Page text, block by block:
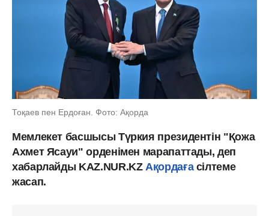
Тоқаев пен Ердоған. Фото: Ақорда
Мемлекет басшысы Түркия президентін "Қожа
Ахмет Ясауи" орденімен марапаттады, деп
хабарлайды KAZ.NUR.KZ Ақордаға сілтеме
жасап.